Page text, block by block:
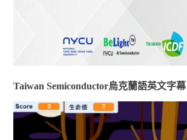
Taiwan Semiconductor烏克蘭語英文字幕